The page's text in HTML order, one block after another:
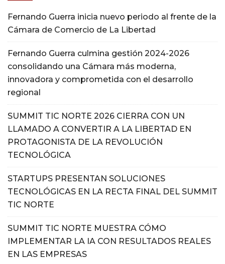
Fernando Guerra inicia nuevo periodo al frente de la
Cámara de Comercio de La Libertad
Fernando Guerra culmina gestión 2024-2026
consolidando una Cámara más moderna,
innovadora y comprometida con el desarrollo
regional
SUMMIT TIC NORTE 2026 CIERRA CON UN
LLAMADO A CONVERTIR A LA LIBERTAD EN
PROTAGONISTA DE LA REVOLUCIÓN
TECNOLÓGICA
STARTUPS PRESENTAN SOLUCIONES
TECNOLÓGICAS EN LA RECTA FINAL DEL SUMMIT
TIC NORTE
SUMMIT TIC NORTE MUESTRA CÓMO
IMPLEMENTAR LA IA CON RESULTADOS REALES
EN LAS EMPRESAS